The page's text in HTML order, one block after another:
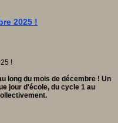
2025 !
long du mois de décembre ! Un
jour d'école, du cycle 1 au